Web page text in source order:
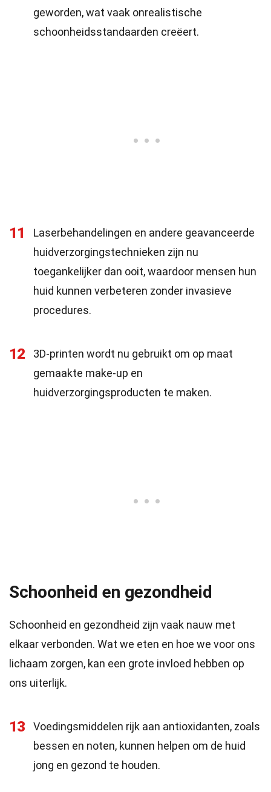
geworden, wat vaak onrealistische
schoonheidsstandaarden creëert.
11
Laserbehandelingen en andere geavanceerde
huidverzorgingstechnieken zijn nu
toegankelijker dan ooit, waardoor mensen hun
huid kunnen verbeteren zonder invasieve
procedures.
12
3D-printen wordt nu gebruikt om op maat
gemaakte make-up en
huidverzorgingsproducten te maken.
Schoonheid en gezondheid
Schoonheid en gezondheid zijn vaak nauw met
elkaar verbonden. Wat we eten en hoe we voor ons
lichaam zorgen, kan een grote invloed hebben op
ons uiterlijk.
13
Voedingsmiddelen rijk aan antioxidanten, zoals
bessen en noten, kunnen helpen om de huid
jong en gezond te houden.